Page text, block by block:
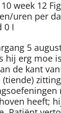
week 12
uren per
0 I
5
hij erg moe
de kant
heeft;